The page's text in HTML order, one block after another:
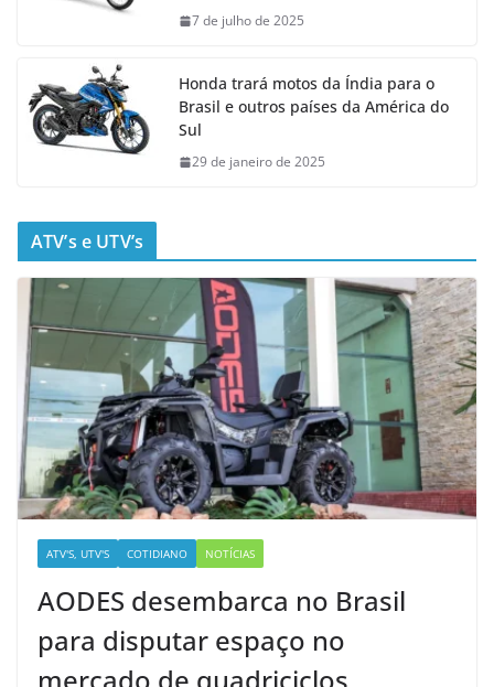
7 de julho de 2025
Honda trará motos da Índia para o
Brasil e outros países da América do
Sul
29 de janeiro de 2025
ATV’s e UTV’s
ATV'S, UTV'S COTIDIANO NOTÍCIAS
AODES desembarca no Brasil
para disputar espaço no